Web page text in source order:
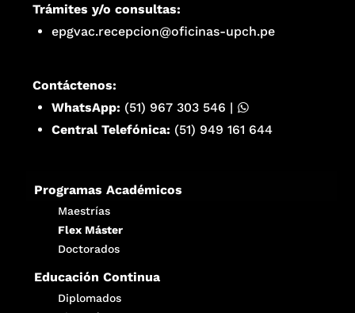
Trámites y/o consultas:
epgvac.recepcion@oficinas-upch.pe
Contáctenos:
WhatsApp: (51) 967 303 546 |
Central Telefónica: (51) 949 161 644
Programas Académicos
Maestrías
Flex Máster
Doctorados
Educación Continua
Diplomados